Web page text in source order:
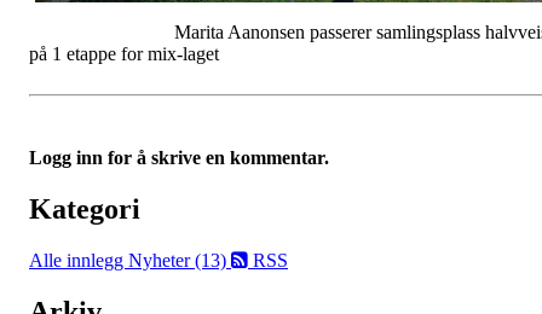
Marita Aanonsen passerer samlingsplass
på 1 etappe for mix-laget
Logg inn for å skrive en kommentar.
Kategori
Alle innlegg Nyheter (13) RSS